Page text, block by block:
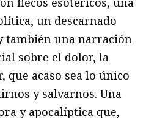
un descarnado
una narración
sobre el dolor, la
que acaso sea lo único
y salvarnos. Una
y apocalíptica que,